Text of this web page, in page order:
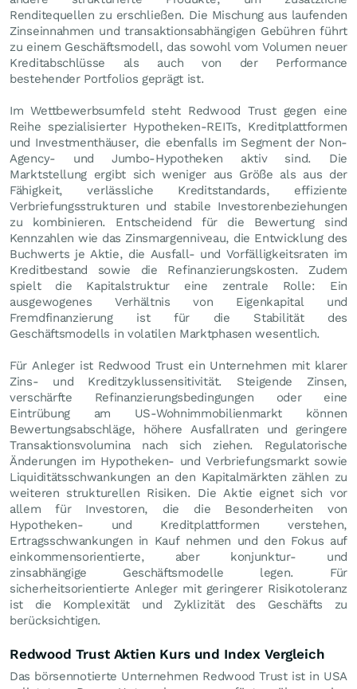
Renditequellen zu erschließen. Die Mischung aus laufenden
Zinseinnahmen und transaktionsabhängigen Gebühren führt
zu einem Geschäftsmodell, das sowohl vom Volumen neuer
Kreditabschlüsse als auch von der Performance
bestehender Portfolios geprägt ist.
Im Wettbewerbsumfeld steht Redwood Trust gegen eine
Reihe spezialisierter Hypotheken-REITs, Kreditplattformen
und Investmenthäuser, die ebenfalls im Segment der Non-
Agency- und Jumbo-Hypotheken aktiv sind. Die
Marktstellung ergibt sich weniger aus Größe als aus der
Fähigkeit, verlässliche Kreditstandards, effiziente
Verbriefungsstrukturen und stabile Investorenbeziehungen
zu kombinieren. Entscheidend für die Bewertung sind
Kennzahlen wie das Zinsmargenniveau, die Entwicklung des
Buchwerts je Aktie, die Ausfall- und Vorfälligkeitsraten im
Kreditbestand sowie die Refinanzierungskosten. Zudem
spielt die Kapitalstruktur eine zentrale Rolle: Ein
ausgewogenes Verhältnis von Eigenkapital und
Fremdfinanzierung ist für die Stabilität des
Geschäftsmodells in volatilen Marktphasen wesentlich.
Für Anleger ist Redwood Trust ein Unternehmen mit klarer
Zins- und Kreditzyklussensitivität. Steigende Zinsen,
verschärfte Refinanzierungsbedingungen oder eine
Eintrübung am US-Wohnimmobilienmarkt können
Bewertungsabschläge, höhere Ausfallraten und geringere
Transaktionsvolumina nach sich ziehen. Regulatorische
Änderungen im Hypotheken- und Verbriefungsmarkt sowie
Liquiditätsschwankungen an den Kapitalmärkten zählen zu
weiteren strukturellen Risiken. Die Aktie eignet sich vor
allem für Investoren, die die Besonderheiten von
Hypotheken- und Kreditplattformen verstehen,
Ertragsschwankungen in Kauf nehmen und den Fokus auf
einkommensorientierte, aber konjunktur- und
zinsabhängige Geschäftsmodelle legen. Für
sicherheitsorientierte Anleger mit geringerer Risikotoleranz
ist die Komplexität und Zyklizität des Geschäfts zu
berücksichtigen.
Redwood Trust Aktien Kurs und Index Vergleich
Das börsennotierte Unternehmen Redwood Trust ist in USA